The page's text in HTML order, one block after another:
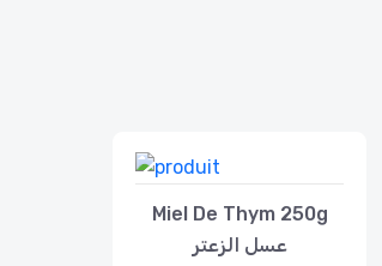
Miel De Thym 250g
عسل الزعتر